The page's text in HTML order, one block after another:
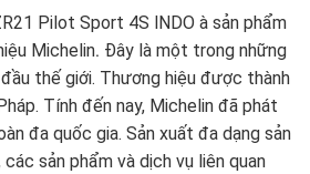
Pilot Sport 4S lNDO à sản phẩm
Michelin. Đây là một trong những
thế giới. Thương hiệu được thành
Tính đến nay, Michelin đã phát
đa quốc gia. Sản xuất đa dạng sản
sản phẩm và dịch vụ liên quan